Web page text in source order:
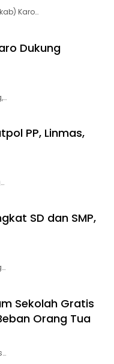
Karo…
Dukung
PP, Linmas,
SD dan SMP,
Sekolah Gratis
Orang Tua